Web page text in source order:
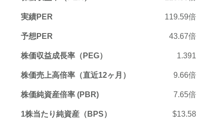
実績PER 119.59倍
予想PER 43.67倍
株価収益成長率（PEG） 1.391
株価売上高倍率（直近12ヶ月） 9.66倍
株価純資産倍率 (PBR) 7.65倍
1株当たり純資産（BPS） $13.58